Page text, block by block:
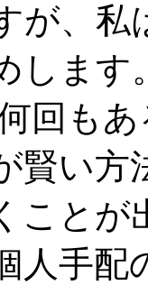
が、私
します
回も
賢い方
ことが
人手配